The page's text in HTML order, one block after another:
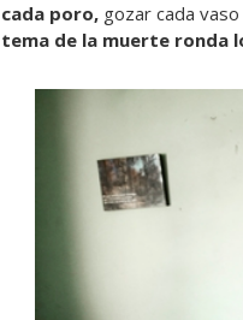
cada poro, gozar cada
tema de la muerte ronda